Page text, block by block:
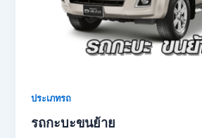
ประเภทรถ
รถกะบะขนย้าย